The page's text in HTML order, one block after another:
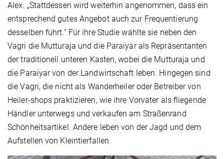
Alex. „Stattdessen wird weiterhin angenommen, dass ein
entsprechend gutes Angebot auch zur Frequentierung
desselben führt.“ Für ihre Studie wählte sie neben den
Vagri die Mutturaja und die Paraiyar als Repräsentanten
der traditionell unteren Kasten, wobei die Mutturaja und
die Paraiyar von der Landwirtschaft leben. Hingegen sind
die Vagri, die nicht als Wanderheiler oder Betreiber von
Heiler-shops praktizieren, wie ihre Vorväter als fliegende
Händler unterwegs und verkaufen am Straßenrand
Schönheitsartikel. Andere leben von der Jagd und dem
Aufstellen von Kleintierfallen.